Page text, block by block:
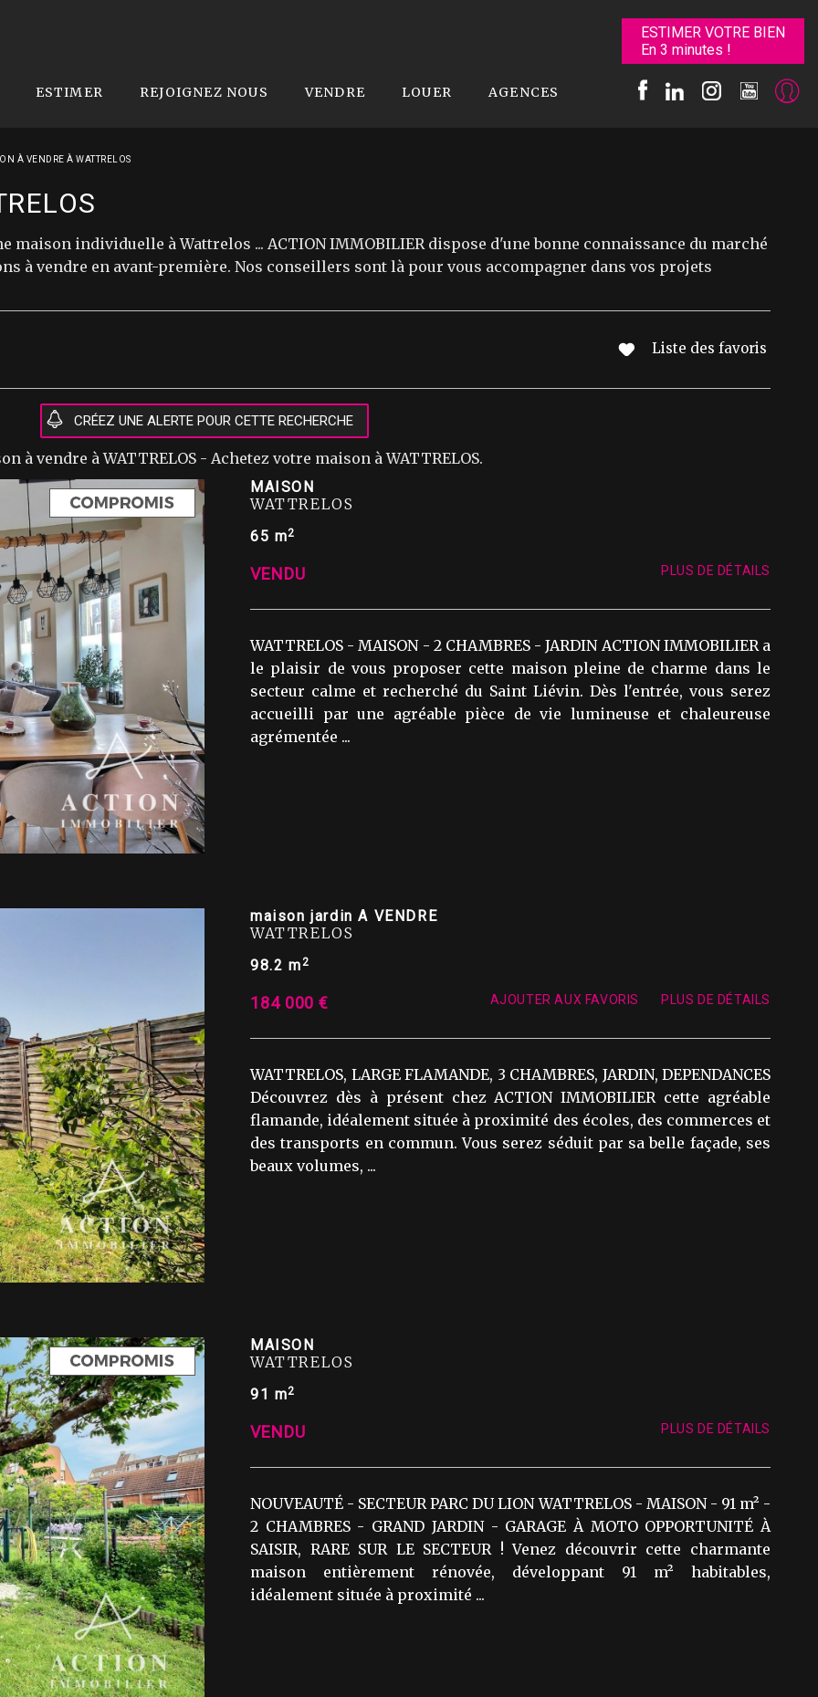
ESTIMER VOTRE BIEN
En 3 minutes !
ESTIMER REJOIGNEZ NOUS VENDRE LOUER AGENCES
À VENDRE À WATTRELOS
maison individuelle à Wattrelos ... ACTION IMMOBILIER dispose d'une bonne connaissance du marché
à vendre en avant-première. Nos conseillers sont là pour vous accompagner dans vos projets
Liste des favoris
à vendre à WATTRELOS - Achetez votre maison à WATTRELOS.
MAISON
WATTRELOS
65 m2
VENDU
WATTRELOS - MAISON - 2 CHAMBRES - JARDIN ACTION IMMOBILIER a
le plaisir de vous proposer cette maison pleine de charme dans le
secteur calme et recherché du Saint Liévin. Dès l'entrée, vous serez
accueilli par une agréable pièce de vie lumineuse et chaleureuse
agrémentée ...
PLUS DE DÉTAILS
maison jardin A VENDRE
WATTRELOS
98.2 m2
184 000 €
WATTRELOS, LARGE FLAMANDE, 3 CHAMBRES, JARDIN, DEPENDANCES
Découvrez dès à présent chez ACTION IMMOBILIER cette agréable
flamande, idéalement située à proximité des écoles, des commerces et
des transports en commun. Vous serez séduit par sa belle façade, ses
beaux volumes, ...
AJOUTER AUX FAVORIS PLUS DE DÉTAILS
MAISON
WATTRELOS
91 m2
VENDU
NOUVEAUTÉ - SECTEUR PARC DU LION WATTRELOS - MAISON - 91 m² -
2 CHAMBRES - GRAND JARDIN - GARAGE À MOTO OPPORTUNITÉ À
SAISIR, RARE SUR LE SECTEUR ! Venez découvrir cette charmante
maison entièrement rénovée, développant 91 m² habitables,
idéalement située à proximité ...
PLUS DE DÉTAILS